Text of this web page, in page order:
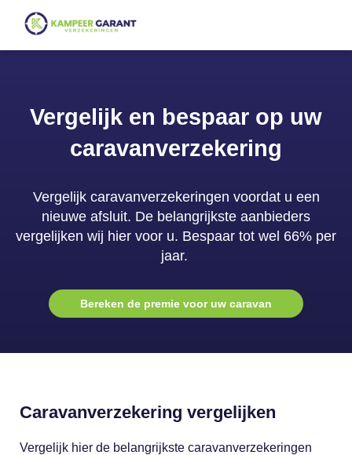
Vergelijk en bespaar op uw
caravanverzekering
Vergelijk caravanverzekeringen voordat u een
nieuwe afsluit. De belangrijkste aanbieders
vergelijken wij hier voor u. Bespaar tot wel 66% per
jaar.
Bereken de premie voor uw caravan
Caravanverzekering vergelijken
Vergelijk hier de belangrijkste caravanverzekeringen